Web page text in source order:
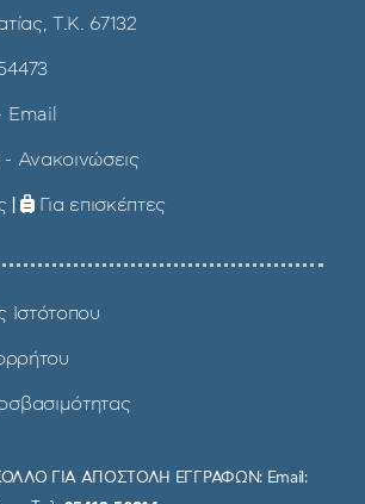
Τ.Κ. 67132
Ανακοινώσεις
| Για επισκέπτες
Ιστότοπου
ΓΙΑ ΑΠΟΣΤΟΛΗ ΕΓΓΡΑΦΩΝ: Email: